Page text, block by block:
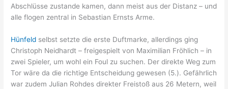
Abschlüsse zustande kamen, dann meist aus der Distanz – und
alle flogen zentral in Sebastian Ernsts Arme.
Hünfeld selbst setzte die erste Duftmarke, allerdings ging
Christoph Neidhardt – freigespielt von Maximilian Fröhlich – in
zwei Spieler, um wohl ein Foul zu suchen. Der direkte Weg zum
Tor wäre da die richtige Entscheidung gewesen (5.). Gefährlich
war zudem Julian Rohdes direkter Freistoß aus 26 Metern, weil